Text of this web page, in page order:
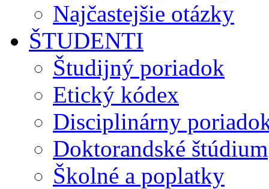
Najčastejšie otázky
ŠTUDENTI
Študijný poriadok
Etický kódex
Disciplinárny
Doktorandské štúdium
Školné a poplatky